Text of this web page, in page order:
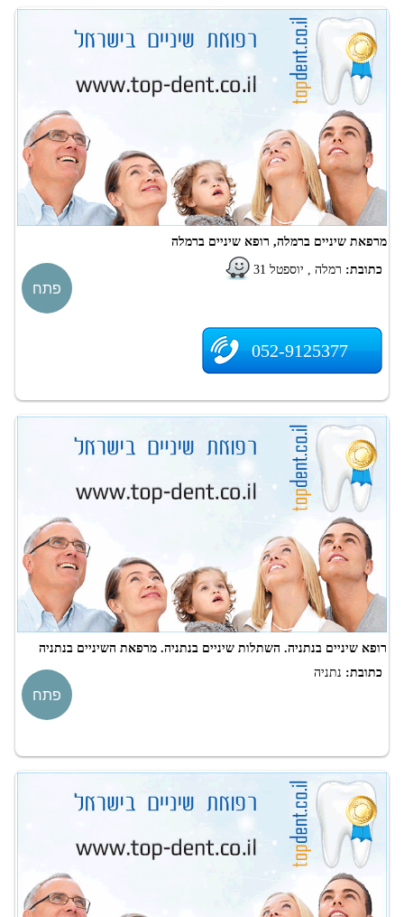
מרפאת שיניים ברמלה, רופא שיניים ברמלה
כתובת: רמלה , יוספטל 31
052-9125377
פתח
רופא שיניים בנתניה. השתלות שיניים בנתניה. מרפאת השיניים בנתניה
כתובת: נתניה
פתח